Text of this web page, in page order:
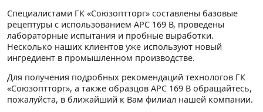
Специалистами ГК «Союзоптторг» составлены базовые
рецептуры с использованием АРС 169 В, проведены
лабораторные испытания и пробные выработки.
Несколько наших клиентов уже используют новый
ингредиент в промышленном производстве.
Для получения подробных рекомендаций технологов ГК
«Союзоптторг», а также образцов АРС 169 В обращайтесь,
пожалуйста, в ближайший к Вам филиал нашей компании.